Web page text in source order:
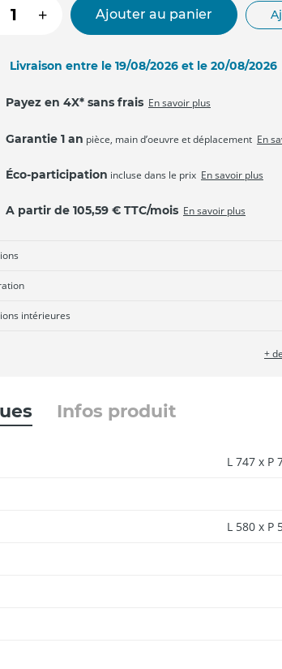
+ Ajouter au panier
Livraison entre le 19/08/2026 et le 20/08/2026
Payez en 4X* sans frais En savoir plus
Garantie 1 an pièce, main d’oeuvre et déplacement En
Éco-participation incluse dans le prix En savoir plus
A partir de 105,59 € TTC/mois En savoir plus
intérieures
+
Infos produit
L 747 x P
L 580 x P